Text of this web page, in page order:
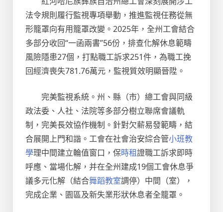
法令規則履行監視專項舉動，推進監視任務從無
形籠罩向有用籠罩改變。2025年，全州工會結合
多部分收回“一函兩書”56份，排查化解休息範疇
風險隱患27個，打點職工訴求251件，為職工挽
回經濟喪失781.76萬元，監視質效明顯晉陞。
完美監視系統。州、縣（市）總工會與同級
政法委、人社、法院等多部分樹立聯席會議軌
制，完美長效協作機制。針對欠薪易發範疇，結
合展開上門和諧。工會在社會治安綜合管小班教
學理中間建立輪值窗口，保時租證職工訴求即時
呼應、當場化解，并在全州建成19個工會休息爭
議多元化解（結合舞蹈教室調停）中間（室），
完成企業、園區及新失業形狀休息者全籠罩。